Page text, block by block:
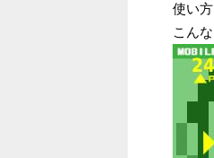
使い
こん